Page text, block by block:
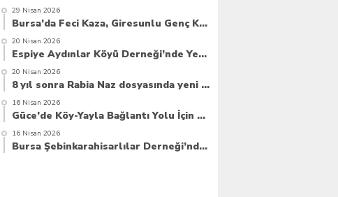
29 Nisan 2026
Bursa’da Feci Kaza, Giresunlu Genç Kaza Kurbanı Oldu
20 Nisan 2026
Espiye Aydınlar Köyü Derneği’nde Yeni Dönem: Genç Yönetim Göreve Başladı
20 Nisan 2026
8 yıl sonra Rabia Naz dosyasında yeni umut
16 Nisan 2026
Güce’de Köy-Yayla Bağlantı Yolu İçin Betonlama Çalışmaları Başlıyor
16 Nisan 2026
Bursa Şebinkarahisarlılar Derneği’nde Yeni Dönem Hızlı Başladı